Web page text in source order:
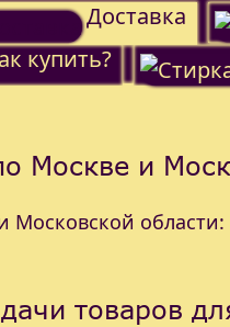
Доставка
купить?
Москве и
Московской области:
товаров